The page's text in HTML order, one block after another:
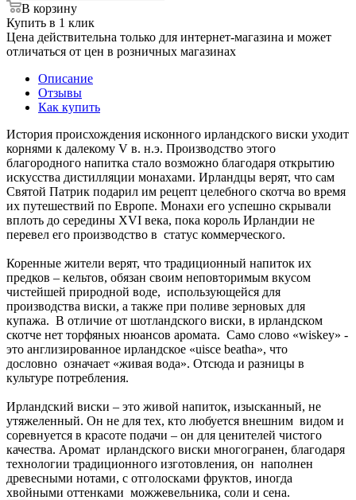
В корзину
Купить в 1 клик
Цена действительна только для интернет-магазина и может
отличаться от цен в розничных магазинах
Описание
Отзывы
Как купить
История происхождения исконного ирландского виски уходит
корнями к далекому V в. н.э. Производство этого
благородного напитка стало возможно благодаря открытию
искусства дистилляции монахами. Ирландцы верят, что сам
Святой Патрик подарил им рецепт целебного скотча во время
их путешествий по Европе. Монахи его успешно скрывали
вплоть до середины XVI века, пока король Ирландии не
перевел его производство в статус коммерческого.
Коренные жители верят, что традиционный напиток их
предков – кельтов, обязан своим неповторимым вкусом
чистейшей природной воде, использующейся для
производства виски, а также при поливе зерновых для
купажа. В отличие от шотландского виски, в ирландском
скотче нет торфяных нюансов аромата. Само слово «wiskey» -
это англизированное ирландское «uisce beatha», что
дословно означает «живая вода». Отсюда и разницы в
культуре потребления.
Ирландский виски – это живой напиток, изысканный, не
утяжеленный. Он не для тех, кто любуется внешним видом и
соревнуется в красоте подачи – он для ценителей чистого
качества. Аромат ирландского виски многогранен, благодаря
технологии традиционного изготовления, он наполнен
древесными нотами, с отголосками фруктов, иногда
хвойными оттенками можжевельника, соли и сена.